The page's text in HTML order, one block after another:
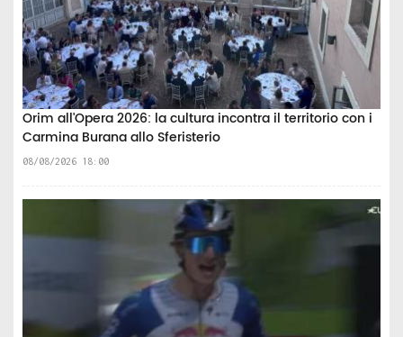
Orim all'Opera 2026: la cultura incontra il territorio con i
Carmina Burana allo Sferisterio
08/08/2026 18:00